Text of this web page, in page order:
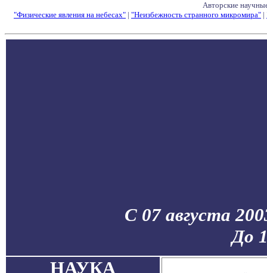
Авторские
"Физические явления на небесах" | "Неизбежность странного микромира" |
С 07 августа
До
НАУКА